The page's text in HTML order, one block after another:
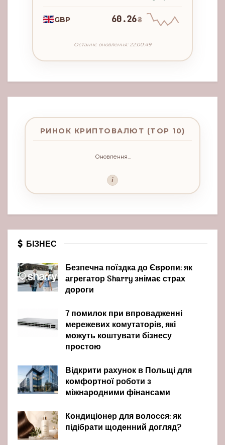
GBP 60.26₴
Останнє оновлення: 22:00:49
РИНОК КРИПТОВАЛЮТ (TOP 10)
Оновлення...
i
БІЗНЕС
Безпечна поїздка до Європи: як
агрегатор Sharry знімає страх
дороги
7 помилок при впровадженні
мережевих комутаторів, які
можуть коштувати бізнесу
простою
Відкрити рахунок в Польщі для
комфортної роботи з
міжнародними фінансами
Кондиціонер для волосся: як
підібрати щоденний догляд?